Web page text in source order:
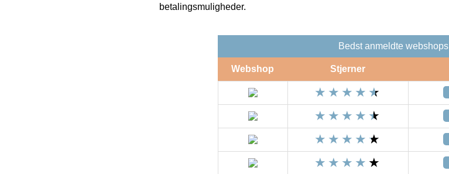
betalingsmuligheder.
Bedst anmeldte webshops
Webshop Stjerner